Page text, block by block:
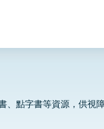
、點字書等資源，供視